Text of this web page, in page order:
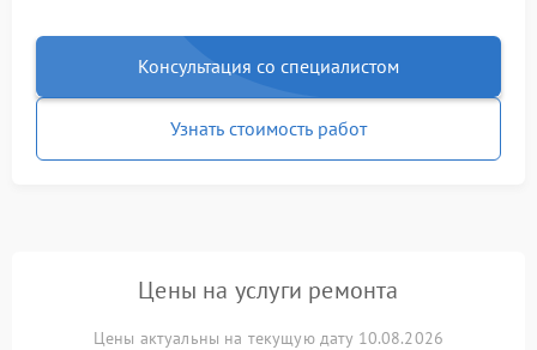
Консультация со специалистом
Узнать стоимость работ
Цены на услуги ремонта
Цены актуальны на текущую дату 10.08.2026